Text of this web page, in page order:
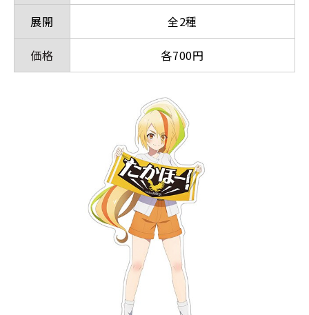
展開 全2種
価格 各700円